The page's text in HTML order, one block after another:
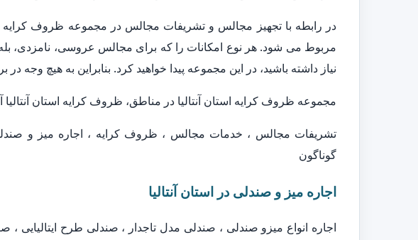
در رابطه با تجهیز مجالس و تشریفات مجالس در مجموعه ظروف کرایه
مربوط می شود. هر نوع امکانات را که برای مجالس عروسی، نامزدی،
نیاز داشته باشید، در این مجموعه پیدا خواهید کرد. بنابراین به هیچ وجه
مجموعه ظروف کرایه استان آنتالیا در مناطق، ظروف کرایه استان
تشریفات مجالس ، خدمات مجالس ، ظروف کرایه ، اجاره میز و
گوناگون
اجاره میز و صندلی در استان آنتالیا
اجاره انواع میزو صندلی ، صندلی مدل تاجدار ، صندلی طرح